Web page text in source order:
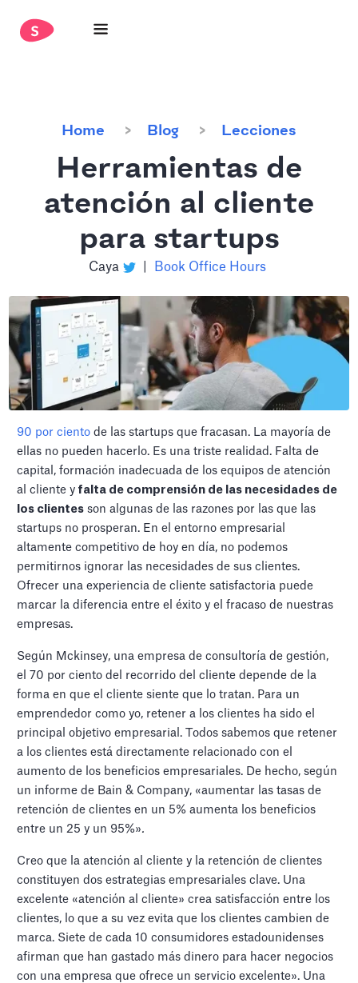
Home Blog Lecciones
Herramientas de
atención al cliente
para startups
Caya Book Office Hours
90 por ciento de las startups que fracasan. La mayoría de
ellas no pueden hacerlo. Es una triste realidad. Falta de
capital, formación inadecuada de los equipos de atención
al cliente y falta de comprensión de las necesidades de
los clientes son algunas de las razones por las que las
startups no prosperan. En el entorno empresarial
altamente competitivo de hoy en día, no podemos
permitirnos ignorar las necesidades de sus clientes.
Ofrecer una experiencia de cliente satisfactoria puede
marcar la diferencia entre el éxito y el fracaso de nuestras
empresas.
Según Mckinsey, una empresa de consultoría de gestión,
el 70 por ciento del recorrido del cliente depende de la
forma en que el cliente siente que lo tratan. Para un
emprendedor como yo, retener a los clientes ha sido el
principal objetivo empresarial. Todos sabemos que retener
a los clientes está directamente relacionado con el
aumento de los beneficios empresariales. De hecho, según
un informe de Bain & Company, «aumentar las tasas de
retención de clientes en un 5% aumenta los beneficios
entre un 25 y un 95%».
Creo que la atención al cliente y la retención de clientes
constituyen dos estrategias empresariales clave. Una
excelente «atención al cliente» crea satisfacción entre los
clientes, lo que a su vez evita que los clientes cambien de
marca. Siete de cada 10 consumidores estadounidenses
afirman que han gastado más dinero para hacer negocios
con una empresa que ofrece un servicio excelente». Una